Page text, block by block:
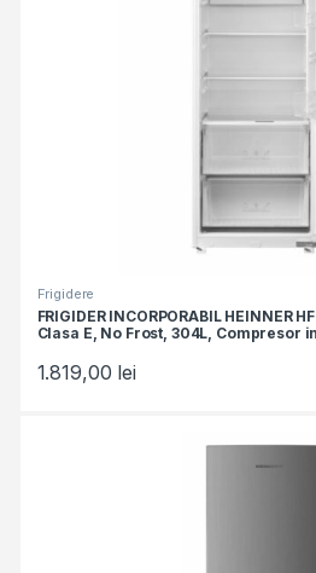
Frigidere
FRIGIDER INCORPORABIL HEINNER
Clasa E, No Frost, 304L, Compresor
1.819,00 lei